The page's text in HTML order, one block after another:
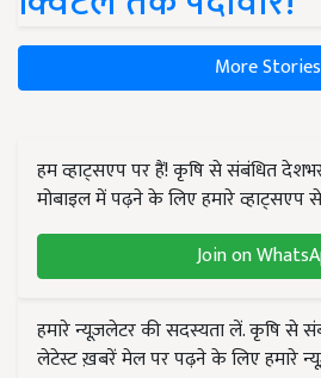
More Stories
हम व्हाट्सएप पर हैं! कृषि से संबंधित
मोबाइल में पढ़ने के लिए हमारे व्हाट्सएप
Join on
हमारे न्यूज़लेटर की सदस्यता लें. कृषि से
लेटेस्ट ख़बरें मेल पर पढ़ने के लिए हमारे